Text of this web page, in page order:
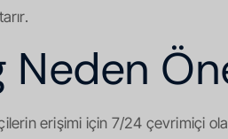
Neden
erişimi için 7/24 çevrimiçi